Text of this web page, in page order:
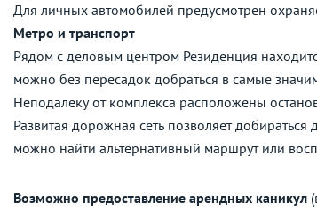
Для личных автомобилей предусмотрен
Метро и транспорт
Рядом с деловым центром Резиденция
можно без пересадок добраться в самые
Неподалеку от комплекса расположены
Развитая дорожная сеть позволяет
можно найти альтернативный маршрут или
Возможно предоставление арендных каникул